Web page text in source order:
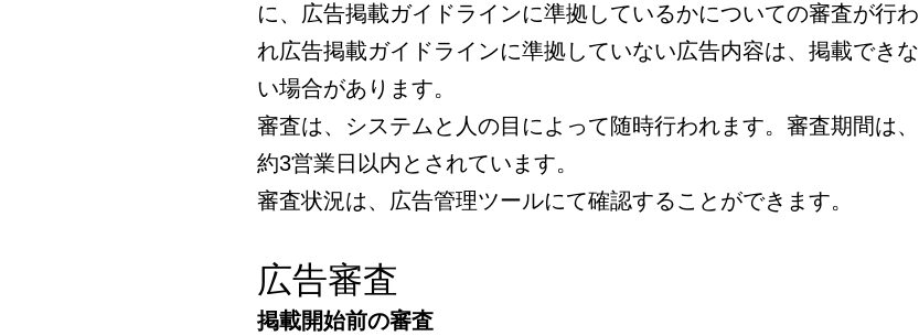
に、広告掲載ガイドラインに準拠しているかについての審査が行わ
れ広告掲載ガイドラインに準拠していない広告内容は、掲載できな
い場合があります。
審査は、システムと人の目によって随時行われます。審査期間は、
約3営業日以内とされています。
審査状況は、広告管理ツールにて確認することができます。
広告審査
掲載開始前の審査